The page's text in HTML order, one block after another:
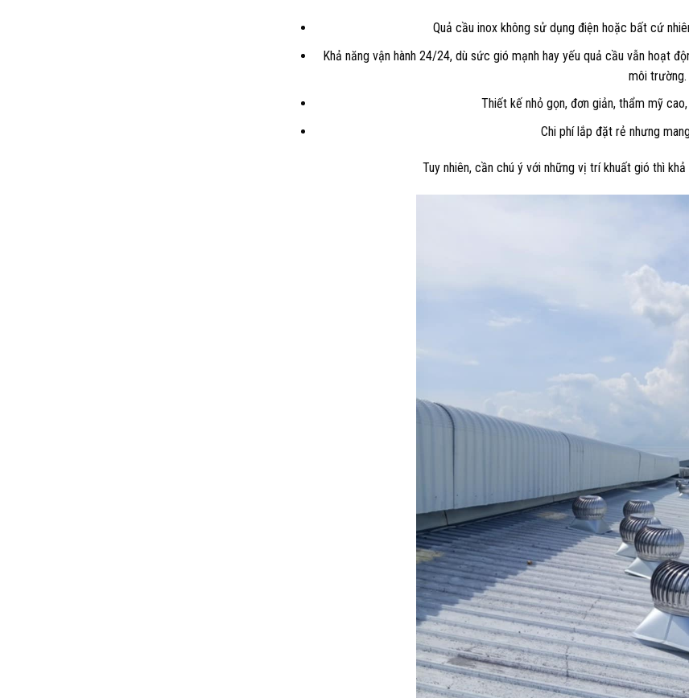
Quả cầu inox không sử dụng điện hoặc bất cứ
Khả năng vận hành 24/24, dù sức gió mạnh hay yếu quả cầu vẫn hoạt
môi trường.
Thiết kế nhỏ gọn, đơn giản, thẩm mỹ
Chi phí lắp đặt rẻ nhưng
Tuy nhiên, cần chú ý với những vị trí khuất gió thì